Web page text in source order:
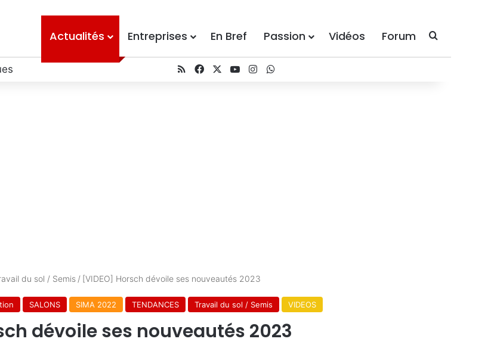
Actualités Entreprises En Bref Passion Vidéos Forum Recherche
RSSFacebookYouTubeInstagram
du sol / Semis / [VIDEO] Horsch dévoile ses nouveautés 2023
SALONS SIMA 2022 TENDANCES Travail du sol / Semis VIDEOS
dévoile ses nouveautés 2023